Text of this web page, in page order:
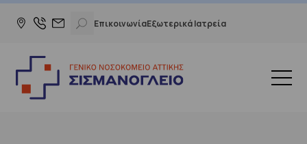
ΕπικοινωνίαΕξωτερικά Ιατρεία